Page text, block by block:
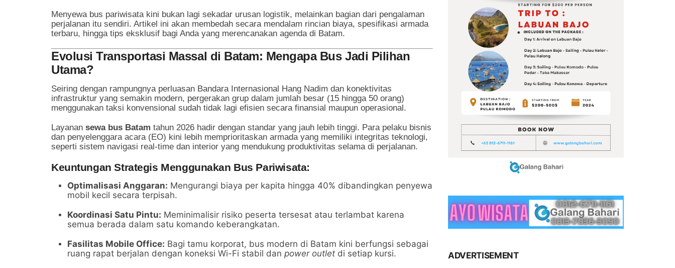
Menyewa bus pariwisata kini bukan lagi sekadar urusan logistik, melainkan bagian dari pengalaman
perjalanan itu sendiri. Artikel ini akan membedah secara mendalam rincian biaya, spesifikasi armada
terbaru, hingga tips eksklusif bagi Anda yang merencanakan agenda di Batam.
Evolusi Transportasi Massal di Batam: Mengapa Bus Jadi Pilihan
Utama?
Seiring dengan rampungnya perluasan Bandara Internasional Hang Nadim dan konektivitas
infrastruktur yang semakin modern, pergerakan grup dalam jumlah besar (15 hingga 50 orang)
menggunakan taksi konvensional sudah tidak lagi efisien secara finansial maupun operasional.
Layanan sewa bus Batam tahun 2026 hadir dengan standar yang jauh lebih tinggi. Para pelaku bisnis
dan penyelenggara acara (EO) kini lebih memprioritaskan armada yang memiliki integritas teknologi,
seperti sistem navigasi real-time dan interior yang mendukung produktivitas selama di perjalanan.
Keuntungan Strategis Menggunakan Bus Pariwisata:
Optimalisasi Anggaran: Mengurangi biaya per kapita hingga 40% dibandingkan penyewa
mobil kecil secara terpisah.
Koordinasi Satu Pintu: Meminimalisir risiko peserta tersesat atau terlambat karena
semua berada dalam satu komando keberangkatan.
Fasilitas Mobile Office: Bagi tamu korporat, bus modern di Batam kini berfungsi sebagai
ruang rapat berjalan dengan koneksi Wi-Fi stabil dan power outlet di setiap kursi. ADVERTISEMENT